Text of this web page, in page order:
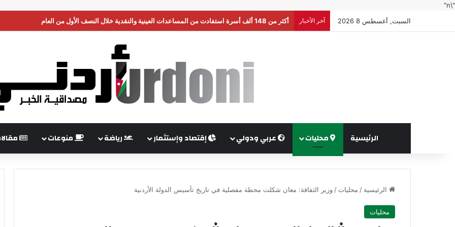
"\n"
السبت, أغسطس 8 2026
آخر الأخبار أكثر من 148 ألف أسرة استفادت من المساعدات العينية والنقدية خلال النصف الأول من العام
الرئيسية محليات عربي ودولي إقتصاد وإستثمار رياضة منوعات
الرئيسية / محليات / وزير الثقافة: معان شكلت محطة مفصلية في تاريخ تأسيس الدولة الأردنية
محليات